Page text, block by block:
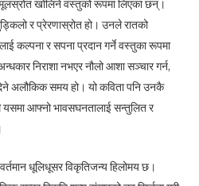
मूलस्रोत खोलिने वस्तुको रूपमा लिएका छन्।
र प्रेरणास्रोत हो। उनले रातको
कल्पना र सपना प्रदान गर्ने वस्तुका रूपमा
निराशा नभएर नौलो आशा सञ्चार गर्न,
अलौकिक समय हो। यो कविता पनि उनकै
आफ्नो भावसघनतालाई सन्तुलित र
धूलिधूसर विकृतिजन्य हिलोमय छ।